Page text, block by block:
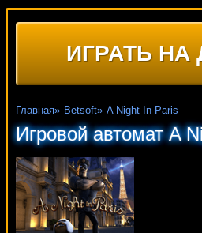
ИГРАТЬ НА
Главная» Betsoft» A Night In Paris
Игровой автомат A